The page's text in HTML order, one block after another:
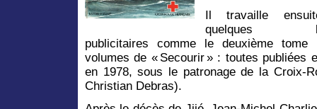
Il travaille
quelques
publicitaires comme le deuxième
volumes de « Secourir » : toutes publiées
en 1978, sous le patronage de la Croix-
Christian Debras).